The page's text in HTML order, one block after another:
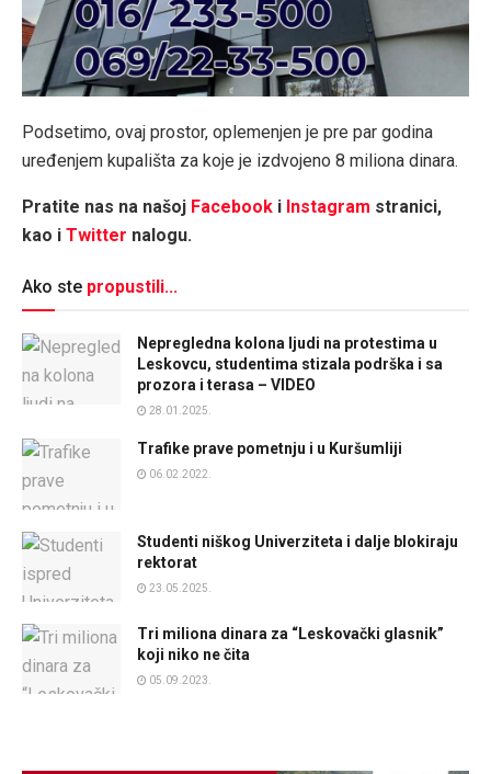
Podsetimo, ovaj prostor, oplemenjen je pre par godina
uređenjem kupališta za koje je izdvojeno 8 miliona dinara.
Pratite nas na našoj Facebook i Instagram stranici,
kao i Twitter nalogu.
Ako ste propustili...
Nepregledna kolona ljudi na protestima u
Leskovcu, studentima stizala podrška i sa
prozora i terasa – VIDEO
28.01.2025.
Trafike prave pometnju i u Kuršumliji
06.02.2022.
Studenti niškog Univerziteta i dalje blokiraju
rektorat
23.05.2025.
Tri miliona dinara za “Leskovački glasnik”
koji niko ne čita
05.09.2023.